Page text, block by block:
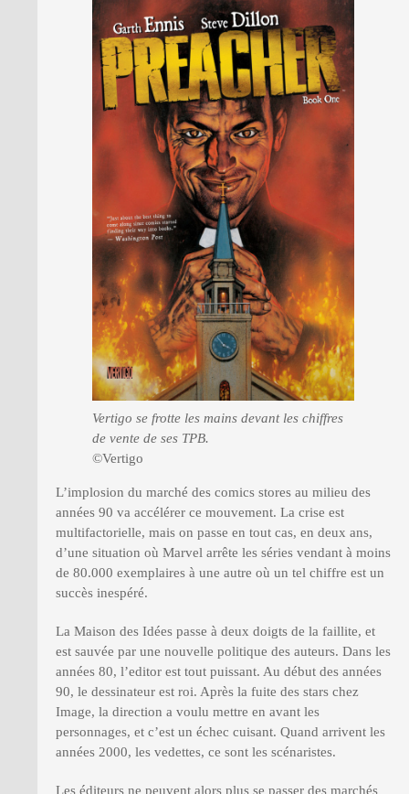
Vertigo se frotte les mains devant les chiffres
de vente de ses TPB.
©Vertigo
L’implosion du marché des comics stores au milieu des
années 90 va accélérer ce mouvement. La crise est
multifactorielle, mais on passe en tout cas, en deux ans,
d’une situation où Marvel arrête les séries vendant à moins
de 80.000 exemplaires à une autre où un tel chiffre est un
succès inespéré.
La Maison des Idées passe à deux doigts de la faillite, et
est sauvée par une nouvelle politique des auteurs. Dans les
années 80, l’editor est tout puissant. Au début des années
90, le dessinateur est roi. Après la fuite des stars chez
Image, la direction a voulu mettre en avant les
personnages, et c’est un échec cuisant. Quand arrivent les
années 2000, les vedettes, ce sont les scénaristes.
Les éditeurs ne peuvent alors plus se passer des marchés